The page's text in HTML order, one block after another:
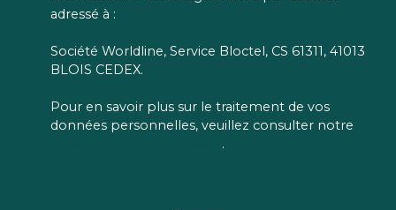
adressé à :
Société Worldline, Service Bloctel, CS 61311, 41013
BLOIS CEDEX.
Pour en savoir plus sur le traitement de vos
données personnelles, veuillez consulter notre
.